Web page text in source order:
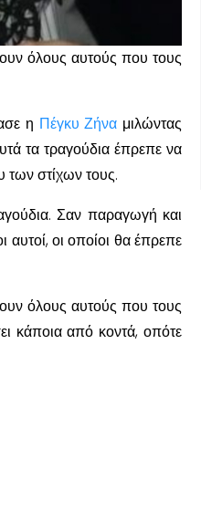
όλους αυτούς που τους
η Πέγκυ Ζήνα μιλώντας
τα τραγούδια έπρεπε να
των στίχων τους.
Σαν παραγωγή και
αυτοί, οι οποίοι θα έπρεπε
όλους αυτούς που τους
κάποια από κοντά, οπότε